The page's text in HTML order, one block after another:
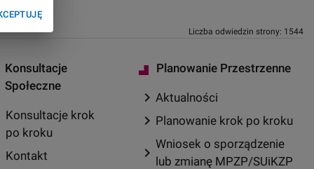
Liczba odwiedzin strony: 1544
Konsultacje
Społeczne
Konsultacje krok
po kroku
Kontakt
Planowanie Przestrzenne
chevron_rightAktualności
chevron_right Planowanie krok po kroku
chevron_right
Wniosek o sporządzenie
lub zmianę MPZP/SUiKZP